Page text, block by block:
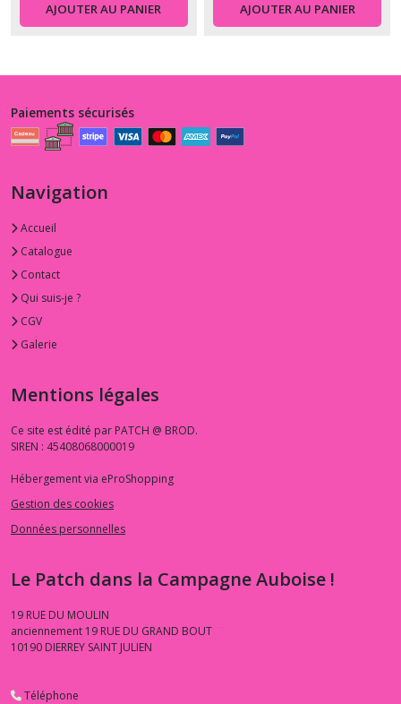
AJOUTER AU PANIER AJOUTER AU PANIER
Paiements sécurisés
Navigation
Accueil
Catalogue
Contact
Qui suis-je ?
CGV
Galerie
Mentions légales
Ce site est édité par PATCH @ BROD.
SIREN : 45408068000019
Hébergement via eProShopping
Gestion des cookies
Données personnelles
Le Patch dans la Campagne Auboise !
19 RUE DU MOULIN
anciennement 19 RUE DU GRAND BOUT
10190 DIERREY SAINT JULIEN
Téléphone